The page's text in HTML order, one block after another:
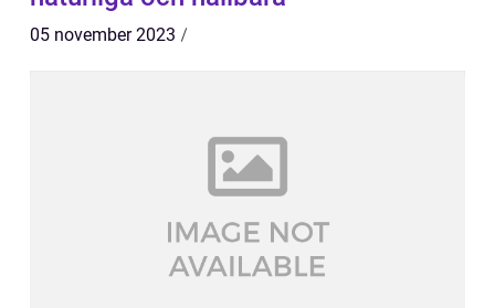
05 november 2023